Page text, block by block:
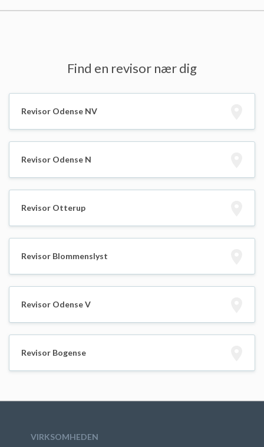
Find en revisor nær dig
Revisor Odense NV
Revisor Odense N
Revisor Otterup
Revisor Blommenslyst
Revisor Odense V
Revisor Bogense
VIRKSOMHEDEN